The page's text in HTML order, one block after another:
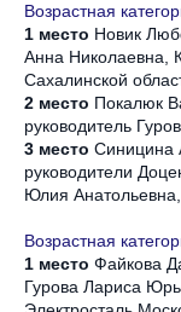
Возрастная
1 место Новик
Анна Николаевна,
Сахалинской
2 место Покалюк
руководитель
3 место Синицина
руководители
Юлия
Возрастная
1 место Файкова
Гурова Лариса